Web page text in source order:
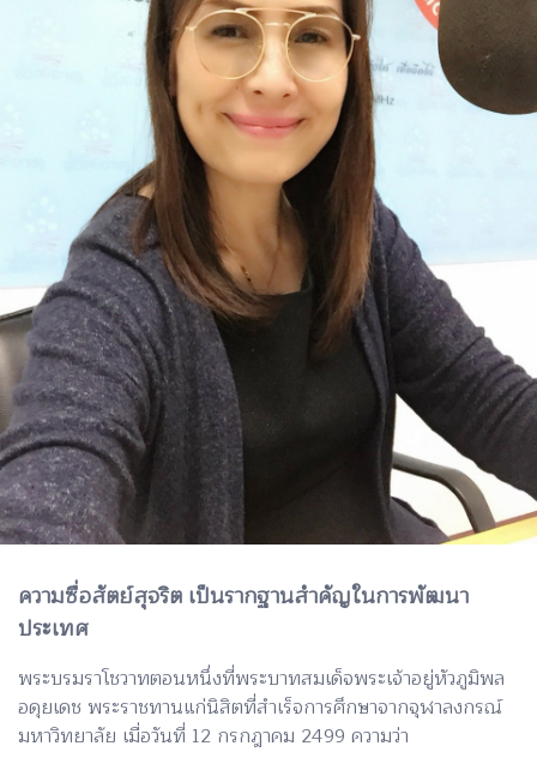
ความซื่อสัตย์สุจริต เป็นรากฐานสำคัญในการพัฒนา
ประเทศ
พระบรมราโชวาทตอนหนึ่งที่พระบาทสมเด็จพระเจ้าอยู่หัวภูมิพล
อดุยเดช พระราชทานแก่นิสิตที่สำเร็จการศึกษาจากจุฬาลงกรณ์
มหาวิทยาลัย เมื่อวันที่ 12 กรกฎาคม 2499 ความว่า